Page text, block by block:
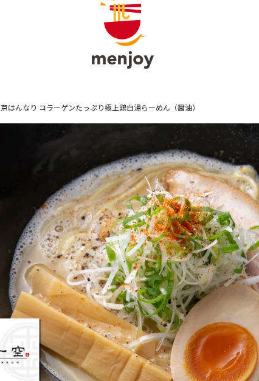
京はんなり コラーゲンたっぷり極上鶏白湯らーめん（醤油）